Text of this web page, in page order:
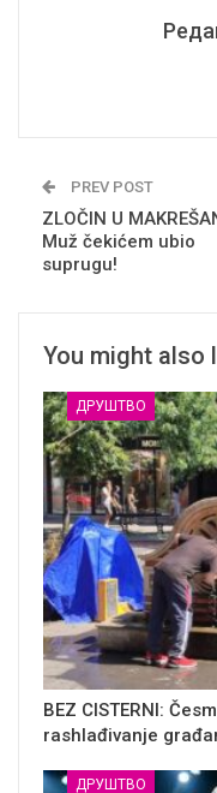
PREV POST
ZLOČIN U
Muž čekićem ubio
suprugu!
You might also
ДРУШТВО
BEZ CISTERNI:
rashlađivanje
ДРУШТВО